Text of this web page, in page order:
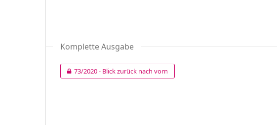
Komplette Ausgabe
73/2020 - Blick zurück nach vorn